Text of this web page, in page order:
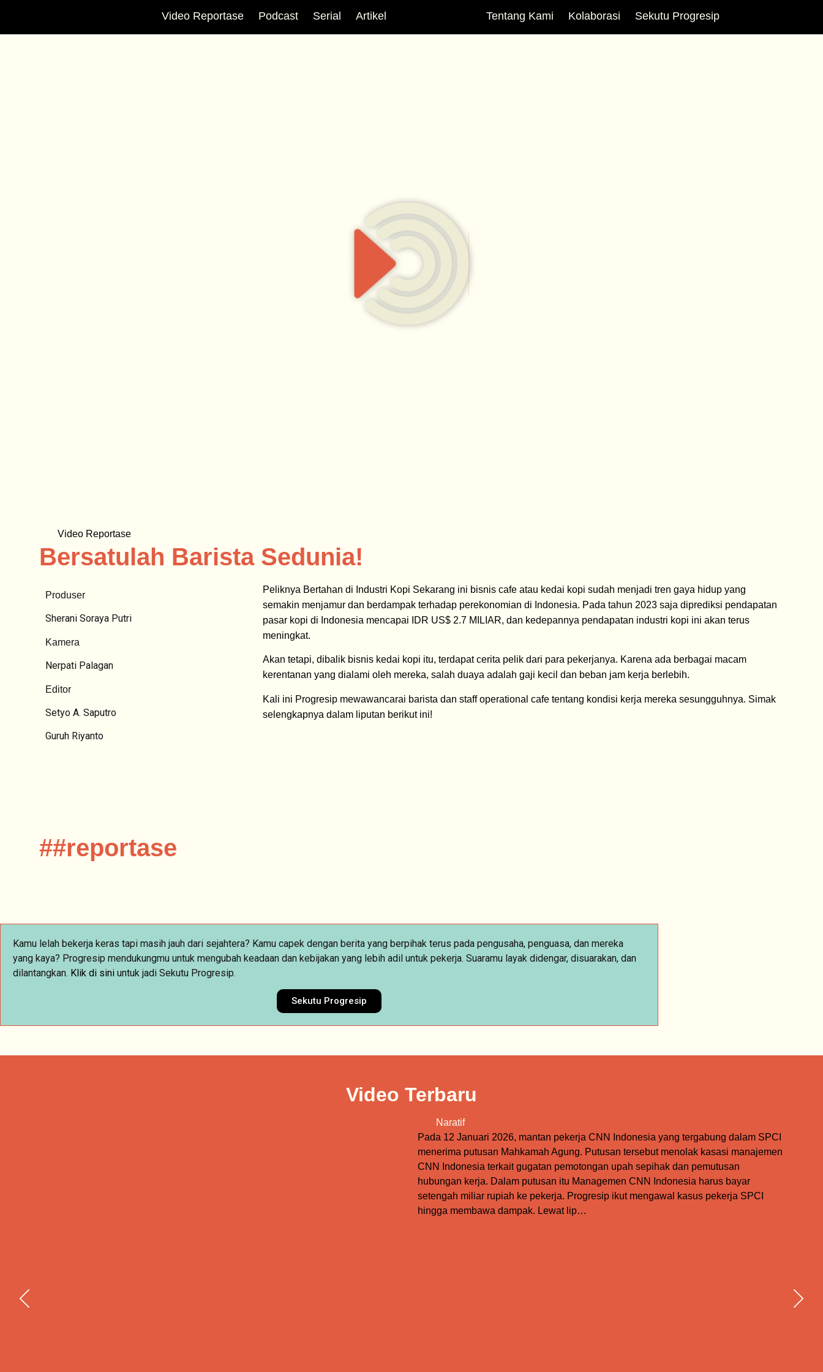
Video Reportase Podcast Serial Artikel Tentang Kami Kolaborasi Sekutu Progresip
Video Reportase
Bersatulah Barista Sedunia!
Produser
Sherani Soraya Putri
Kamera
Nerpati Palagan
Editor
Setyo A. Saputro
Guruh Riyanto
Peliknya Bertahan di Industri Kopi Sekarang ini bisnis cafe atau kedai kopi sudah menjadi tren gaya hidup yang
semakin menjamur dan berdampak terhadap perekonomian di Indonesia. Pada tahun 2023 saja diprediksi pendapatan
pasar kopi di Indonesia mencapai IDR US$ 2.7 MILIAR, dan kedepannya pendapatan industri kopi ini akan terus
meningkat.
Akan tetapi, dibalik bisnis kedai kopi itu, terdapat cerita pelik dari para pekerjanya. Karena ada berbagai macam
kerentanan yang dialami oleh mereka, salah duaya adalah gaji kecil dan beban jam kerja berlebih.
Kali ini Progresip mewawancarai barista dan staff operational cafe tentang kondisi kerja mereka sesungguhnya. Simak
selengkapnya dalam liputan berikut ini!
##reportase
Kamu lelah bekerja keras tapi masih jauh dari sejahtera? Kamu capek dengan berita yang berpihak terus pada pengusaha, penguasa, dan mereka
yang kaya? Progresip mendukungmu untuk mengubah keadaan dan kebijakan yang lebih adil untuk pekerja. Suaramu layak didengar, disuarakan, dan
dilantangkan. Klik di sini untuk jadi Sekutu Progresip.
Sekutu Progresip
Video Terbaru
Naratif
Pada 12 Januari 2026, mantan pekerja CNN Indonesia yang tergabung dalam SPCI
menerima putusan Mahkamah Agung. Putusan tersebut menolak kasasi manajemen
CNN Indonesia terkait gugatan pemotongan upah sepihak dan pemutusan
hubungan kerja. Dalam putusan itu Managemen CNN Indonesia harus bayar
setengah miliar rupiah ke pekerja. Progresip ikut mengawal kasus pekerja SPCI
hingga membawa dampak. Lewat lip…